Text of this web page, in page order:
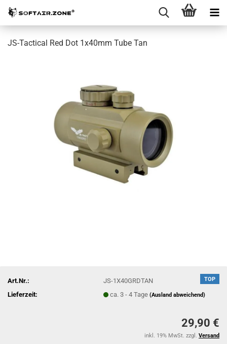
JS-Tactical Red Dot 1x40mm Tube Tan
TOP
Art.Nr.:
JS-1X40GRDTAN
Lieferzeit:
ca. 3 - 4 Tage(Ausland abweichend)
29,90 €
inkl. 19% MwSt. zzgl. Versand